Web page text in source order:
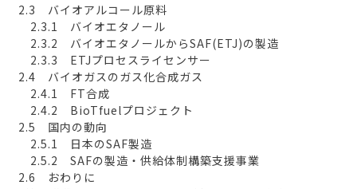
2.3 バイオアルコール原料
2.3.1 バイオエタノール
2.3.2 バイオエタノールからSAF(ETJ)の製造
2.3.3 ETJプロセスライセンサー
2.4 バイオガスのガス化合成ガス
2.4.1 FT合成
2.4.2 BioTfuelプロジェクト
2.5 国内の動向
2.5.1 日本のSAF製造
2.5.2 SAFの製造・供給体制構築支援事業
2.6 おわりに